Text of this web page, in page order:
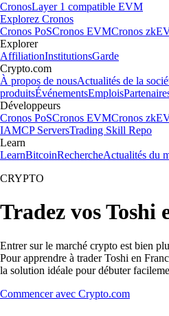
CronosLayer 1 compatible EVM
Explorez Cronos
Cronos PoSCronos EVMCronos
Explorer
AffiliationInstitutionsGarde
Crypto.com
À propos de nousActualités de la
produitsÉvénementsEmplois
Développeurs
Cronos PoSCronos EVMCronos
IAMCP ServersTrading Skill Repo
Learn
LearnBitcoinRechercheActualités du
CRYPTO
Tradez vos Toshi
Entrer sur le marché crypto est bien
Pour apprendre à trader Toshi en
la solution idéale pour débuter
Commencer avec Crypto.com